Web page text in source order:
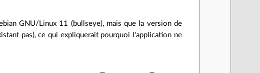
GNU/Linux 11 (bullseye), mais que la version de
pas), ce qui expliquerait pourquoi l'application ne